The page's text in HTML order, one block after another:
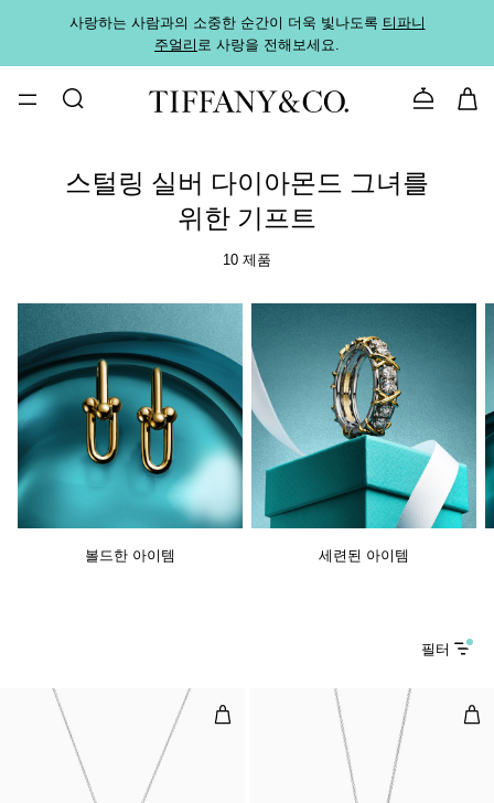
사랑하는 사람과의 소중한 순간이 더욱 빛나도록 티파니
주얼리로 사랑을 전해보세요.
문의하기
스털링 실버 다이아몬드 그녀를
위한 기프트
10 제품
볼드한 아이템 세련된 아이템
필터
블루 더블 하트 태그 펜던트, 실버에
하